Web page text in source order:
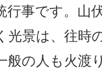
行事です。山
光景は、往時
般の人も火渡